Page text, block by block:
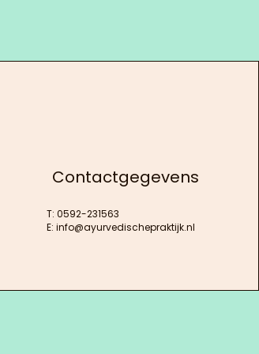
Contactgegevens
T: 0592-231563
E:info@ayurvedischepraktijk.nl